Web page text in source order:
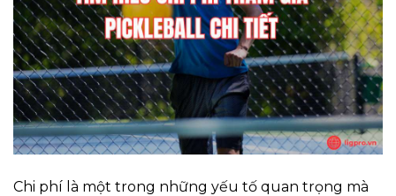
Chi phí là một trong những yếu tố quan trọng mà